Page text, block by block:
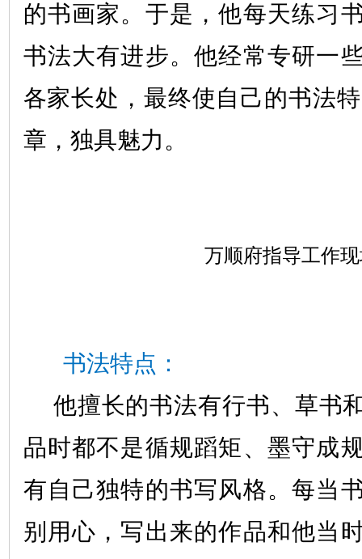
的书画家。于是，他每天练习
书法大有进步。他经常专研一
各家长处，最终使自己的书法
章，独具魅力。
万顺府指导工作
书法特点：
他擅长的书法有行书、草书
品时都不是循规蹈矩、墨守成
有自己独特的书写风格。每当
别用心，写出来的作品和他当